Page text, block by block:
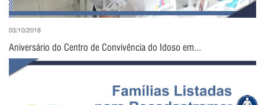
03/10/2018
Aniversário do Centro de Convivência do Idoso em...